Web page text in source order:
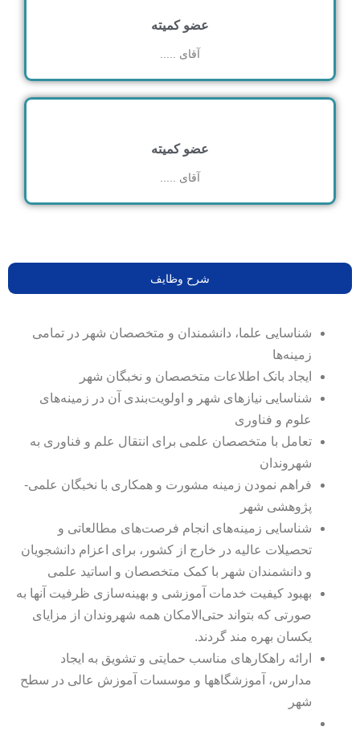
عضو کمیته
آقای .....
عضو کمیته
آقای .....
شرح وظایف
شناسایی علما، دانشمندان و متخصصان شهر در تمامی
زمینه‌ها
ایجاد بانک اطلاعات متخصصان و نخبگان شهر
شناسایی نیازهای شهر و اولویت‌بندی آن در زمینه‌های
علوم و فناوری
تعامل با متخصصان علمی برای انتقال علم و فناوری به
شهروندان
فراهم نمودن زمینه مشورت و همکاری با نخبگان علمی-
پژوهشی شهر
شناسایی زمینه‌های انجام فرصت‌های مطالعاتی و
تحصیلات عالیه در خارج از کشور، برای اعزام دانشجویان
و دانشمندان شهر با کمک متخصصان و اساتید علمی
بهبود کیفیت خدمات آموزشی و بهینه‌سازی ظرفیت آنها به
صورتی که بتواند حتی‌الامکان همه شهروندان از مزایای
یکسان بهره مند گردند.
ارائه راهکارهای مناسب حمایتی و تشویق به ایجاد
مدارس، آموزشگاهها و موسسات آموزش عالی در سطح
شهر